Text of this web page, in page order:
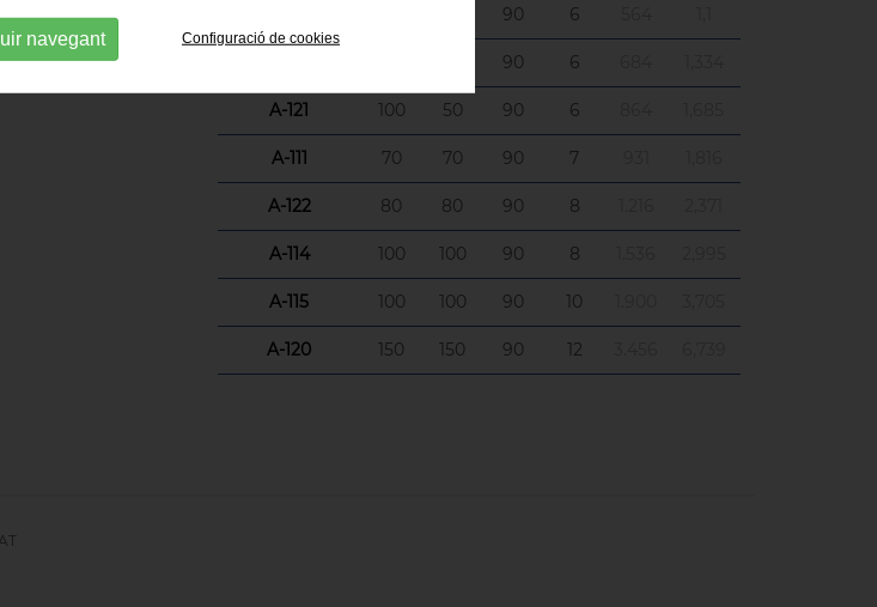
90 6
90 6
A-121 100 50 90 6
A-111 70 70 90 7
A-122 80 80 90 8
A-114 100 100 90 8
A-115 100 100 90 10
A-120 150 150 90 12
navegant Configuració de cookies